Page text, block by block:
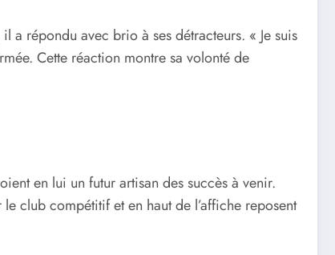
a répondu avec brio à ses détracteurs. « Je suis
Cette réaction montre sa volonté de
en lui un futur artisan des succès à venir.
club compétitif et en haut de l’affiche reposent